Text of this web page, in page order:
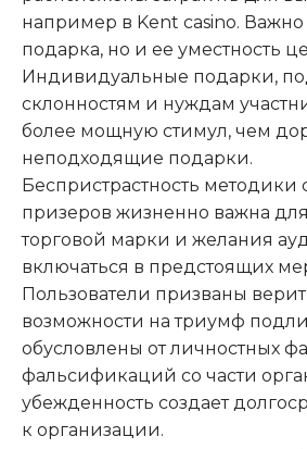
например в Kent casino. Важно
подарка, но и ее уместность
Индивидуальные подарки,
склонностям и нуждам
более мощную стимул, чем
неподходящие подарки.
Беспристрастность методики
призеров жизненно важна для
торговой марки и желания
включаться в предстоящих
Пользователи призваны
возможности на триумф
обусловлены от личностных
фальсификаций со части
убежденность создает
к организации.